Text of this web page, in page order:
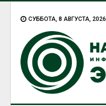
СУББОТА, 8 АВГУСТА, 2026